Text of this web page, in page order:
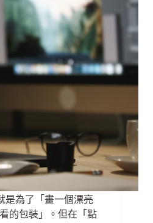
是為了「畫一個漂亮
的包裝」。但在「點